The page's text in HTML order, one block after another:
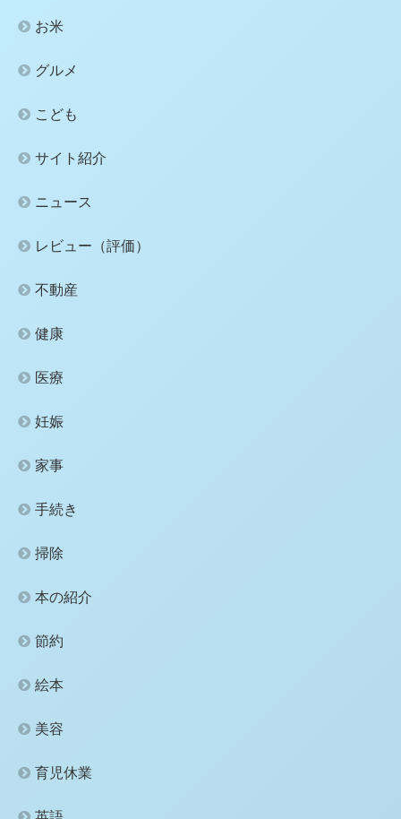
お米
グルメ
こども
サイト紹介
ニュース
レビュー（評価）
不動産
健康
医療
妊娠
家事
手続き
掃除
本の紹介
節約
絵本
美容
育児休業